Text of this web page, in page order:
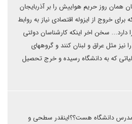
همان روز حریم هواییش را بر آذربایجان
برای خروج از ایزوله اقتصادی نیاز به روابط
دارد... سخن اخر اینکه کارشناسان دولتی
نیز مثل عراق و لبنان کنند و گروههای
که به دانشگاه رسیده و خرج تحصیل
مدرس دانشگاه هست؟؟اینقدر سطحی و